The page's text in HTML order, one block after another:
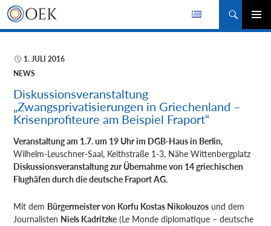
Suchen
ZUM
1. JULI 2016
NEWS
Diskussionsveranstaltung
„Zwangsprivatisierungen in Griechenland –
Krisenprofiteure am Beispiel Fraport“
Veranstaltung am 1.7. um 19 Uhr im DGB-Haus in Berlin,
Wilhelm-Leuschner-Saal, Keithstraße 1-3, Nähe Wittenbergplatz
Diskussionsveranstaltung zur Übernahme von 14 griechischen
Flughäfen durch die deutsche Fraport AG.
Mit dem Bürgermeister von Korfu Kostas Nikolouzos und dem
Journalisten Niels Kadritzke (Le Monde diplomatique – deutsche